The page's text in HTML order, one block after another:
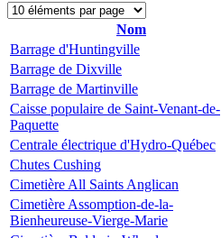
Nom
Barrage d'Huntingville
Barrage de Dixville
Barrage de Martinville
Caisse populaire de Saint-Venant-de-
Paquette
Centrale électrique d'Hydro-Québec
Chutes Cushing
Cimetière All Saints Anglican
Cimetière Assomption-de-la-
Bienheureuse-Vierge-Marie